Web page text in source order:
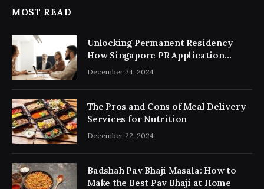
MOST READ
Unlocking Permanent Residency
How Singapore PR Application
Consultancy Simplifies the Process
December 24, 2024
The Pros and Cons of Meal Delivery
Services for Nutrition
December 22, 2024
Badshah Pav Bhaji Masala: How to
Make the Best Pav Bhaji at Home